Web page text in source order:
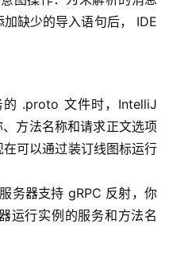
缺少的导入语句后， IDE
的 .proto 文件时，IntelliJ
方法名称和请求正文选项
可以通过装订线图标运行
务器支持 gRPC 反射，你
运行实例的服务和方法名